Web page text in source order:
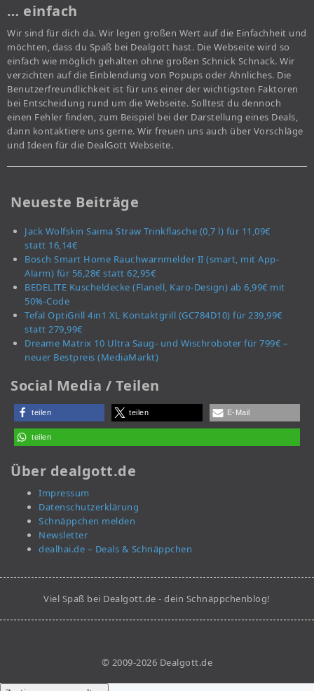
… einfach
Wir sind für dich da. Wir legen großen Wert auf die Einfachheit und
möchten, dass du Spaß bei Dealgott hast. Die Webseite wird so
einfach wie möglich gehalten ohne großen Schnick Schnack. Wir
verzichten auf die Einblendung von Popups oder Ähnliches. Die
Benutzerfreundlichkeit ist für uns einer der wichtigsten Faktoren
bei Entscheidung rund um die Webseite. Solltest du dennoch
einen Fehler finden, zum Beispiel bei der Darstellung eines Deals,
dann kontaktiere uns gerne. Wir freuen uns auch über Vorschläge
und Ideen für die DealGott Webseite.
Neueste Beiträge
Jack Wolfskin Saima Straw Trinkflasche (0,7 l) für 11,09€
statt 16,14€
Bosch Smart Home Rauchwarnmelder II (smart, mit App-
Alarm) für 56,28€ statt 62,95€
BEDELITE Kuscheldecke (Flanell, Karo-Design) ab 6,99€ mit
50%-Code
Tefal OptiGrill 4in1 XL Kontaktgrill (GC784D10) für 239,99€
statt 279,99€
Dreame Matrix 10 Ultra Saug- und Wischroboter für 799€ –
neuer Bestpreis (MediaMarkt)
Social Media / Teilen
teilen teilen E-Mail
teilen
Über dealgott.de
Impressum
Datenschutzerklärung
Schnäppchen melden
Newsletter
dealhai.de – Deals & Schnäppchen
Viel Spaß bei Dealgott.de - dein Schnäppchenblog!
© 2009-2026 Dealgott.de